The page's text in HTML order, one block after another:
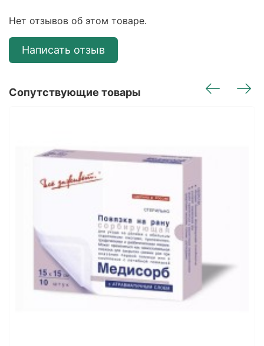
Нет отзывов об этом товаре.
Написать отзыв
Сопутствующие товары